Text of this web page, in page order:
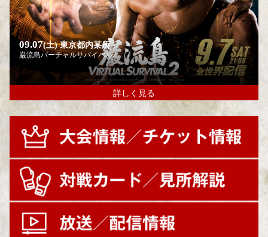
09.07(土)東京都内某所
巌流島バーチャルサバイバル2
詳しく見る